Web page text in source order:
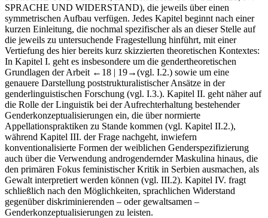
SPRACHE UND WIDERSTAND), die jeweils über einen
symmetrischen Aufbau verfügen. Jedes Kapitel beginnt nach einer
kurzen Einleitung, die nochmal spezifischer als an dieser Stelle auf
die jeweils zu untersuchende Fragestellung hinführt, mit einer
Vertiefung des hier bereits kurz skizzierten theoretischen Kontextes:
In Kapitel I. geht es insbesondere um die gendertheoretischen
Grundlagen der Arbeit ←18 | 19→(vgl. I.2.) sowie um eine
genauere Darstellung poststrukturalistischer Ansätze in der
genderlinguistischen Forschung (vgl. I.3.). Kapitel II. geht näher auf
die Rolle der Linguistik bei der Aufrechterhaltung bestehender
Genderkonzeptualisierungen ein, die über normierte
Appellationspraktiken zu Stande kommen (vgl. Kapitel II.2.),
während Kapitel III. der Frage nachgeht, inwiefern
konventionalisierte Formen der weiblichen Genderspezifizierung
auch über die Verwendung androgendernder Maskulina hinaus, die
den primären Fokus feministischer Kritik in Serbien ausmachen, als
Gewalt interpretiert werden können (vgl. III.2). Kapitel IV. fragt
schließlich nach den Möglichkeiten, sprachlichen Widerstand
gegenüber diskriminierenden – oder gewaltsamen –
Genderkonzeptualisierungen zu leisten.